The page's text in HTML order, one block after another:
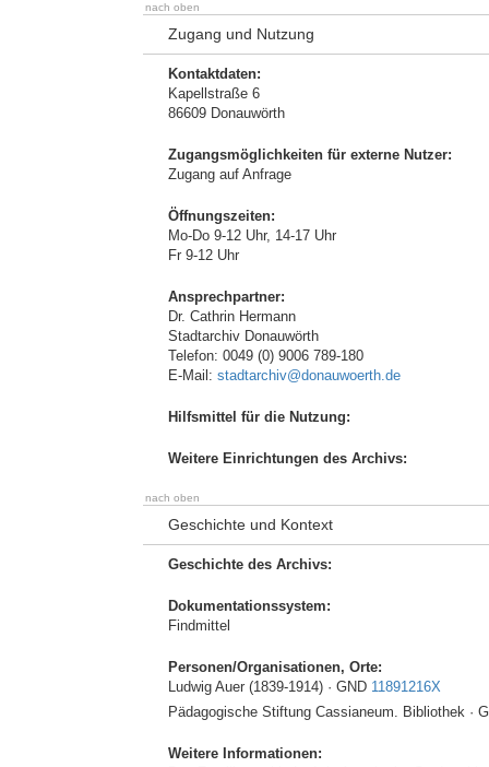
nach oben
Zugang und Nutzung
Kontaktdaten:
Kapellstraße 6
86609 Donauwörth
Zugangsmöglichkeiten für externe Nutzer:
Zugang auf Anfrage
Öffnungszeiten:
Mo-Do 9-12 Uhr, 14-17 Uhr
Fr 9-12 Uhr
Ansprechpartner:
Dr. Cathrin Hermann
Stadtarchiv Donauwörth
Telefon: 0049 (0) 9006 789-180
E-Mail: stadtarchiv@donauwoerth.de
Hilfsmittel für die Nutzung:
Weitere Einrichtungen des Archivs:
nach oben
Geschichte und Kontext
Geschichte des Archivs:
Dokumentationssystem:
Findmittel
Personen/Organisationen, Orte:
Ludwig Auer (1839-1914) · GND 11891216X
Pädagogische Stiftung Cassianeum. Bibliothek ·
Weitere Informationen: